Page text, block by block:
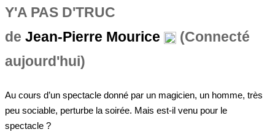
Y'A PAS D'TRUC
de Jean-Pierre Mourice
(Connecté
aujourd'hui)
Au cours d’un spectacle donné par un magicien, un homme, très
peu sociable, perturbe la soirée. Mais est-il venu pour le
spectacle ?